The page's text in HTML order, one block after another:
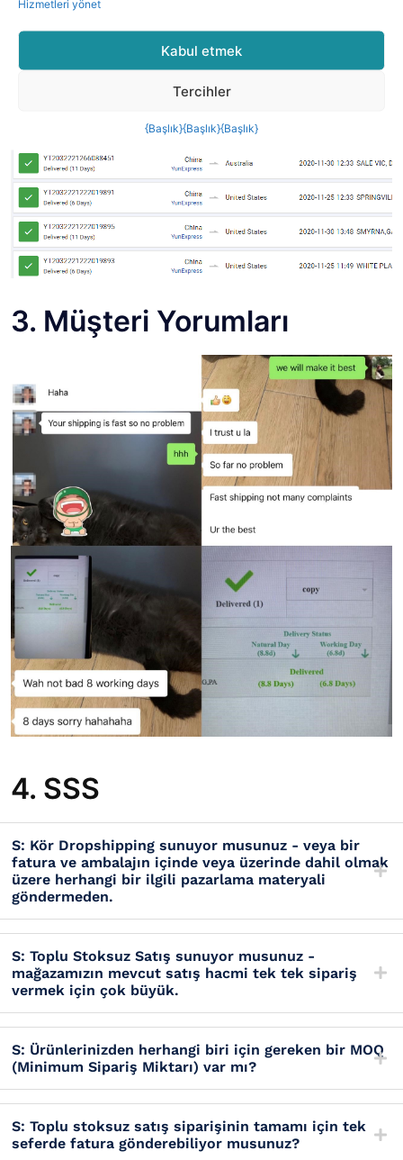
Hizmetleri yönet
Kabul etmek
Tercihler
{Başlık}{Başlık}{Başlık}
3. Müşteri Yorumları
4. SSS
S: Kör Dropshipping sunuyor musunuz - veya bir
fatura ve ambalajın içinde veya üzerinde dahil olmak
üzere herhangi bir ilgili pazarlama materyali
göndermeden.
S: Toplu Stoksuz Satış sunuyor musunuz -
mağazamızın mevcut satış hacmi tek tek sipariş
vermek için çok büyük.
S: Ürünlerinizden herhangi biri için gereken bir MOQ
(Minimum Sipariş Miktarı) var mı?
S: Toplu stoksuz satış siparişinin tamamı için tek
seferde fatura gönderebiliyor musunuz?